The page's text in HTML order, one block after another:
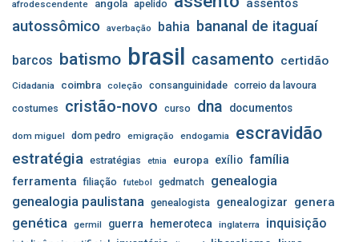
afrodescendente angola apelido assentos
autossômico averbação bahia bananal de itaguaí
barcos batismo brasil casamento certidão
Cidadania coimbra coleção consanguinidade correio da lavoura
costumes
cristão-novo curso dna documentos
dom miguel dom pedro emigração endogamia escravidão
estratégia estratégias etnia europa exílio família
ferramenta filiação futebol gedmatch genealogia
genealogia paulistana genealogista genealogizar genera
genética germil guerra hemeroteca inglaterra inquisição